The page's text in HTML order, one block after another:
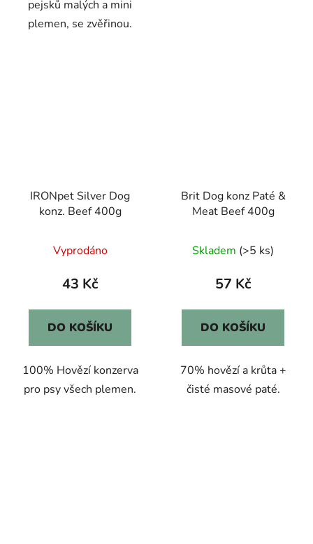
pejsků malých a mini
plemen, se zvěřinou.
IRONpet Silver Dog
konz. Beef 400g
Vyprodáno
43 Kč
DO KOŠÍKU
100% Hovězí konzerva
pro psy všech plemen.
Brit Dog konz Paté &
Meat Beef 400g
Skladem (>5 ks)
57 Kč
DO KOŠÍKU
70% hovězí a krůta +
čisté masové paté.